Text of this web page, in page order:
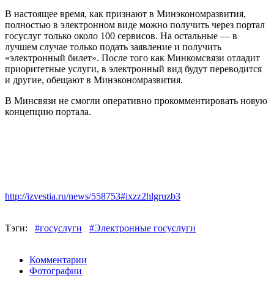
В настоящее время, как признают в Минэкономразвития,
полностью в электронном виде можно получить через портал
госуслуг только около 100 сервисов. На остальные — в
лучшем случае только подать заявление и получить
«электронный билет». После того как Минкомсвязи отладит
приоритетные услуги, в электронный вид будут переводится
и другие, обещают в Минэкономразвития.
В Минсвязи не смогли оперативно прокомментировать новую
концепцию портала.
http://izvestia.ru/news/558753#ixzz2hlgruzb3
Тэги: #госуслуги #Электронные госуслуги
Комментарии
Фотографии